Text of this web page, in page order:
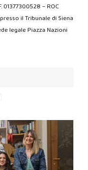
01377300528 – ROC
il Tribunale di Siena
legale Piazza Nazioni